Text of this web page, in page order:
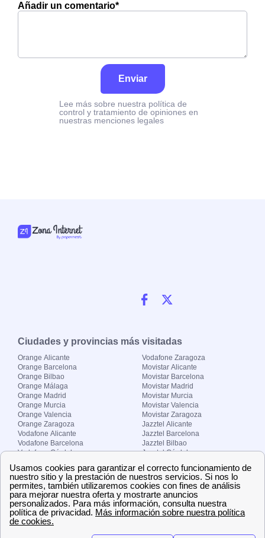
Añadir un comentario*
Enviar
Lee más sobre nuestra política de
control y tratamiento de opiniones en
nuestras menciones legales
Ciudades y provincias más visitadas
Orange Alicante
Orange Barcelona
Orange Bilbao
Orange Málaga
Orange Madrid
Orange Murcia
Orange Valencia
Orange Zaragoza
Vodafone Alicante
Vodafone Barcelona
Vodafone Córdoba
Vodafone Madrid
Vodafone Murcia
Vodafone Valencia
Vodafone Zaragoza
Movistar Alicante
Movistar Barcelona
Movistar Madrid
Movistar Murcia
Movistar Valencia
Movistar Zaragoza
Jazztel Alicante
Jazztel Barcelona
Jazztel Bilbao
Jazztel Córdoba
Jazztel Málaga
Jazztel Valencia
Jazztel Zaragoza
Sobre Zona-internet.com
¿Quiénes somos?
El grupo papernest